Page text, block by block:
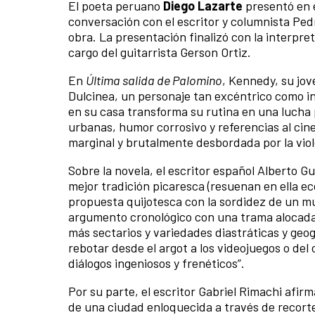
El poeta peruano Diego Lazarte presentó en
conversación con el escritor y columnista
obra. La presentación finalizó con la
cargo del guitarrista Gerson Ortiz.
En Última salida de Palomino, Kennedy, su
Dulcinea, un personaje tan excéntrico como
en su casa transforma su rutina en una
urbanas, humor corrosivo y referencias al
marginal y brutalmente desbordada por la
Sobre la novela, el escritor español Alberto
mejor tradición picaresca (resuenan en ella
propuesta quijotesca con la sordidez de un
argumento cronológico con una trama
más sectarios y variedades diastráticas y
rebotar desde el argot a los videojuegos o
diálogos ingeniosos y frenéticos”.
Por su parte, el escritor Gabriel Rimachi
de una ciudad enloquecida a través de